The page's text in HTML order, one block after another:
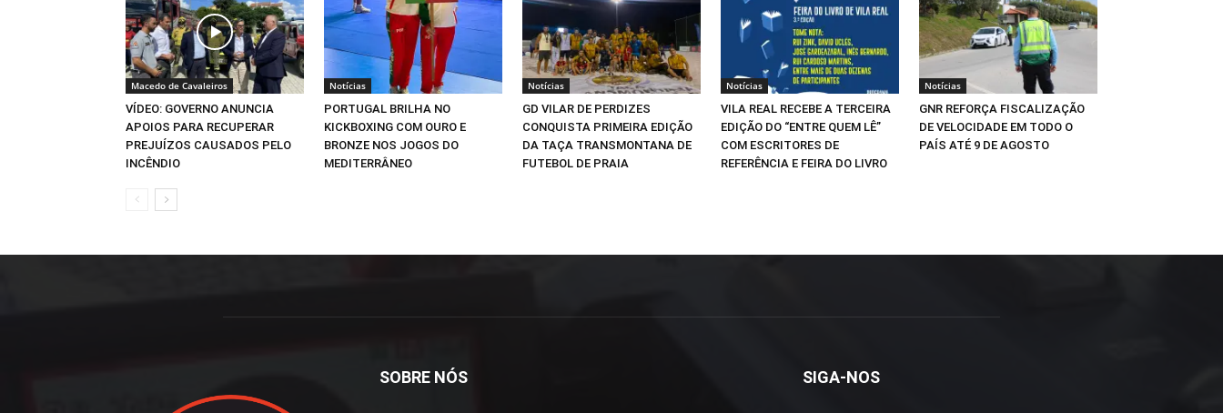
Macedo de Cavaleiros
VÍDEO: GOVERNO ANUNCIA
APOIOS PARA RECUPERAR
PREJUÍZOS CAUSADOS PELO
INCÊNDIO
Notícias
PORTUGAL BRILHA NO
KICKBOXING COM OURO E
BRONZE NOS JOGOS DO
MEDITERRÂNEO
Notícias
GD VILAR DE PERDIZES
CONQUISTA PRIMEIRA EDIÇÃO
DA TAÇA TRANSMONTANA DE
FUTEBOL DE PRAIA
Notícias
VILA REAL RECEBE A TERCEIRA
EDIÇÃO DO “ENTRE QUEM LÊ”
COM ESCRITORES DE
REFERÊNCIA E FEIRA DO LIVRO
Notícias
GNR REFORÇA FISCALIZAÇÃO
DE VELOCIDADE EM TODO O
PAÍS ATÉ 9 DE AGOSTO
SOBRE NÓS SIGA-NOS